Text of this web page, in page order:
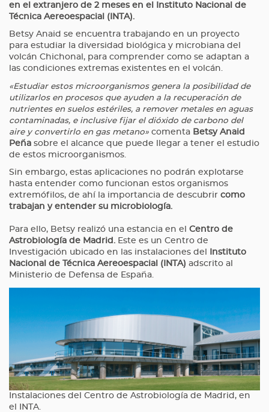
en el extranjero de 2 meses en el Instituto Nacional de
Técnica Aereoespacial (INTA).
Betsy Anaid se encuentra trabajando en un proyecto
para estudiar la diversidad biológica y microbiana del
volcán Chichonal, para comprender como se adaptan a
las condiciones extremas existentes en el volcán.
«Estudiar estos microorganismos genera la posibilidad de
utilizarlos en procesos que ayuden a la recuperación de
nutrientes en suelos estériles, a remover metales en aguas
contaminadas, e inclusive fijar el dióxido de carbono del
aire y convertirlo en gas metano» comenta Betsy Anaid
Peña sobre el alcance que puede llegar a tener el estudio
de estos microorganismos.
Sin embargo, estas aplicaciones no podrán explotarse
hasta entender como funcionan estos organismos
extremófilos, de ahí la importancia de descubrir como
trabajan y entender su microbiología.
Para ello, Betsy realizó una estancia en el Centro de
Astrobiología de Madrid. Este es un Centro de
Investigación ubicado en las instalaciones del
Instituto
Nacional de Técnica Aereoespacial (INTA) adscrito al
Ministerio de Defensa de España.
Instalaciones del Centro de Astrobiología de Madrid, en
el INTA.